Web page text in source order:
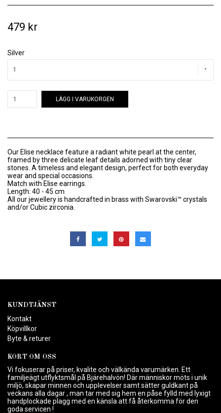
479 kr
Silver
1
LÄGG I VARUKORGEN
Our Elise necklace feature a radiant white pearl at the center,
framed by three delicate leaf details adorned with tiny clear
stones. A timeless and elegant design, perfect for both everyday
wear and special occasions.
Match with Elise earrings
Length: 40 - 45 cm
All our jewellery is handcrafted in brass with Swarovski™ crystals
and/or Cubic zirconia.
KUNDTJÄNST
Kontakt
Köpvillkor
Byte & returer
KORT OM OSS
Vi fokuserar på priser, kvalite och välkända varumärken. Ett
familjeägt utflyktsmål på Bjärehalvön! Där människor möts i unik
miljö, skapar minnen och upplevelser samt sätter guldkant på
veckans alla dagar , man tar med sig hem en påse fylld med lyxigt
handplockade plagg med en känsla att få återkomma för den
goda servicen !